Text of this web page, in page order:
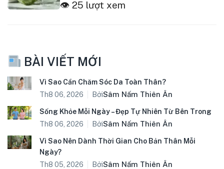
👁 25 lượt xem
BÀI VIẾT MỚI
Vì Sao Cần Chăm Sóc Da Toàn Thân?
Th8 06, 2026
BởiSâm Nấm Thiên Ân
Sống Khỏe Mỗi Ngày – Đẹp Tự Nhiên Từ Bên Trong
Th8 06, 2026
BởiSâm Nấm Thiên Ân
Vì Sao Nên Dành Thời Gian Cho Bản Thân Mỗi
Ngày?
Th8 05, 2026
BởiSâm Nấm Thiên Ân